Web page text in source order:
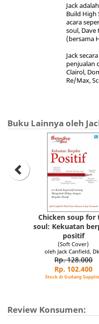
Jack
Build High
acara
soul, Dave
(bersama
Jack
penjualan
Clairol,
Re/Max,
Buku Lainnya oleh
Chicken soup for
soul: Kekuatan
positif
(Soft Cover)
oleh Jack Canfield,
Rp. 128.000
Rp. 102.400
Stock di Gudang
Review Konsumen: